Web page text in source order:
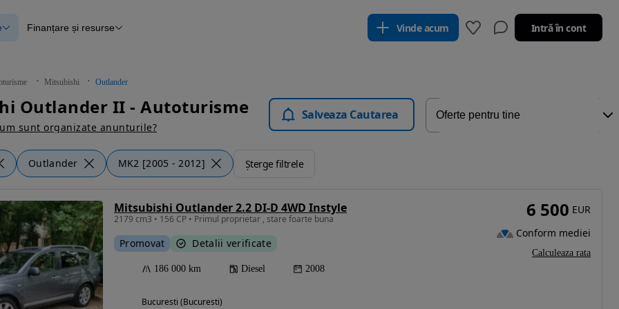
verificate
Blog Autovit.ro
Finanțare și resurse Vinde acum Intră în cont
Mitsubishi Outlander
Outlander II - Autoturisme
sunt organizate anunturile?
Salveaza Cautarea
Outlander MK2 [2005 - 2012] Șterge filtrele
Mitsubishi Outlander 2.2 DI-D 4WD Instyle
2179 cm3 • 156 CP • Primul proprietar , stare foarte buna
Promovat Detalii verificate
186 000 km Diesel 2008
Bucuresti (Bucuresti)
6 500 EUR
Conform mediei
Calculeaza rata